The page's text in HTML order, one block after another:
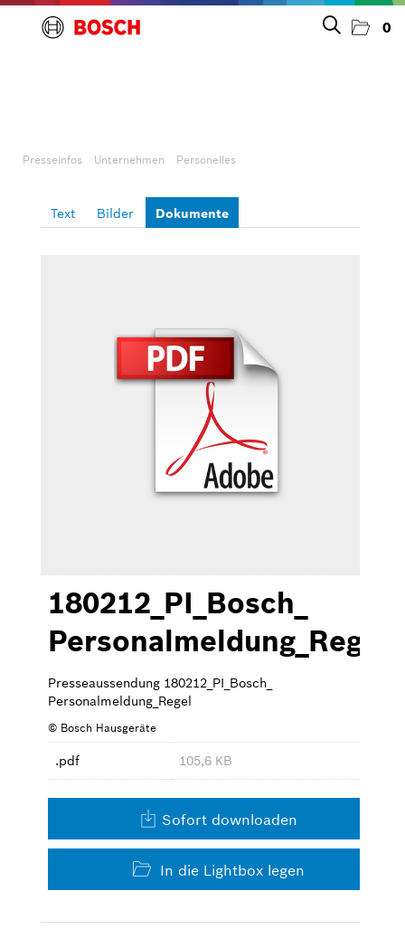
0
Allgemeines & Marke
Presseinfos Unternehmen Personelles
Text Bilder Dokumente
180212_PI_Bosch_
Personalmeldung_Regel
Presseaussendung 180212_PI_Bosch_
Personalmeldung_Regel
© Bosch Hausgeräte
.pdf 105,6 KB
Sofort downloaden
In die Lightbox legen